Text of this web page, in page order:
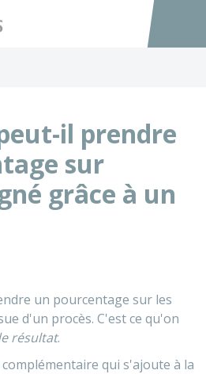
Accéder
il prendre
sur
grâce à un
un pourcentage sur les
d'un procès. C'est ce qu'on
résultat.
qui s'ajoute à la